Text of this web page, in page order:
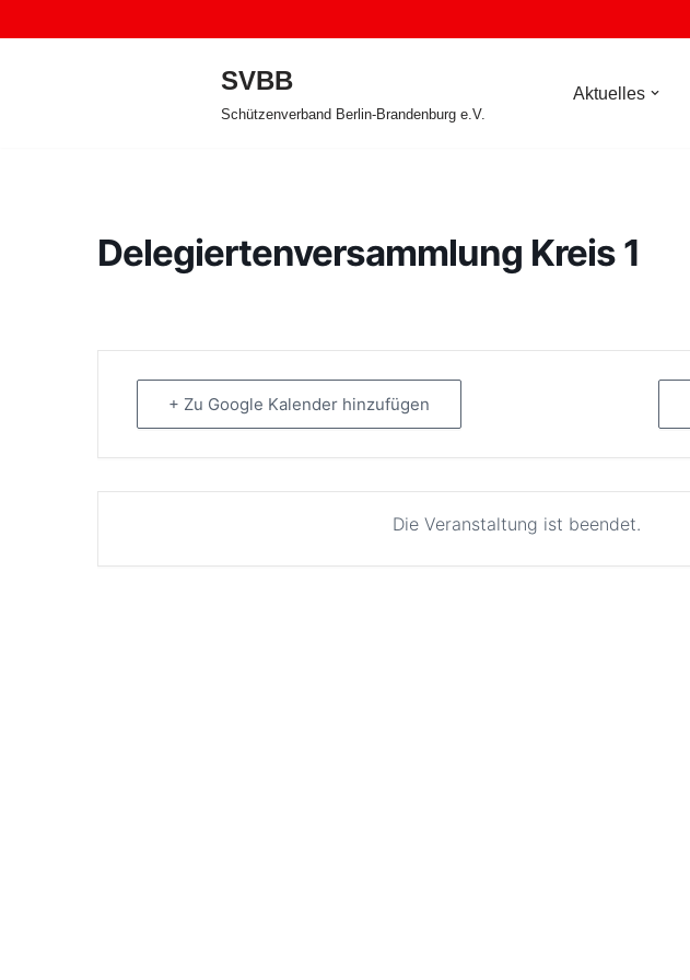
SVBB
Schützenverband Berlin-Brandenburg e.V.
Aktuelles
Delegiertenversammlung Kreis 1
+ Zu Google Kalender hinzufügen
Die Veranstaltung ist beendet.